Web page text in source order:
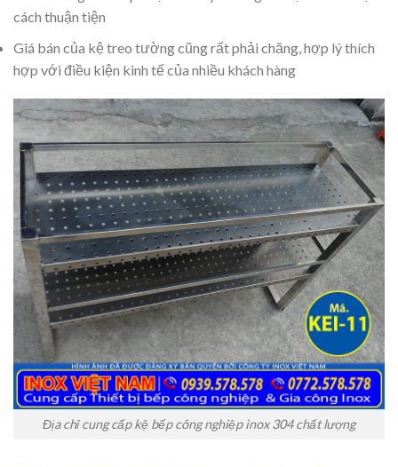
cách thuận tiện
Giá bán của kệ treo tường cũng rất phải chăng, hợp lý thích
hợp với điều kiện kinh tế của nhiều khách hàng
Địa chỉ cung cấp kệ bếp công nghiệp inox 304 chất lượng